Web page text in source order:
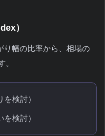
）
り幅の比率から、相場の
。
検討）
検討）